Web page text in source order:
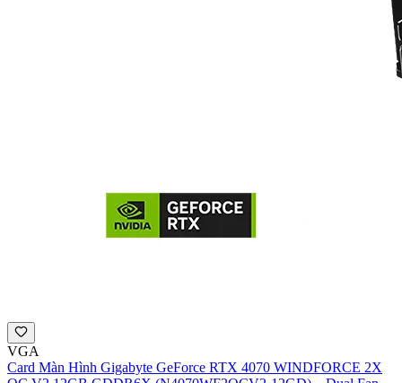
VGA
Card Màn Hình Gigabyte GeForce RTX 4070 WINDFORCE 2X